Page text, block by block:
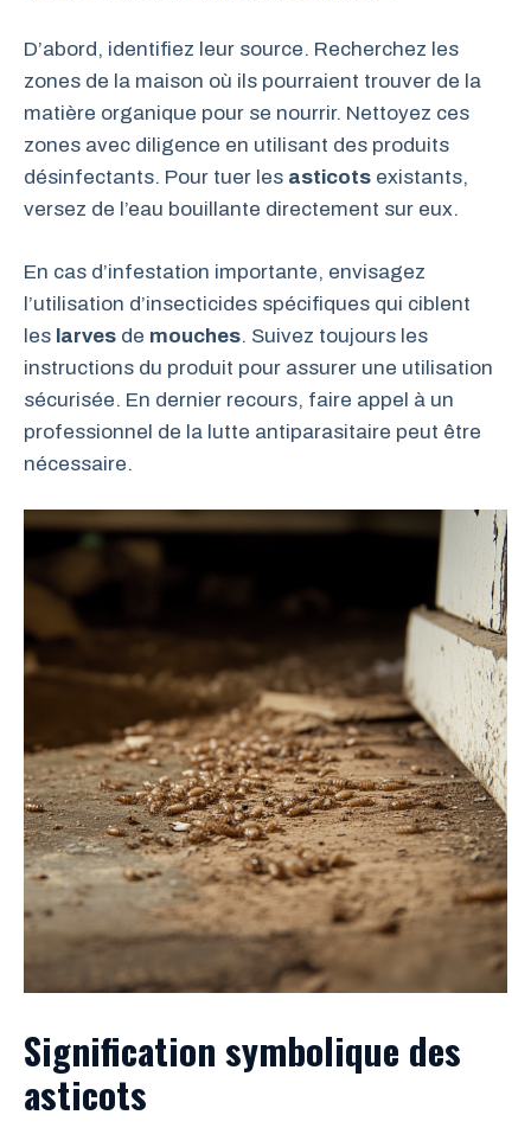
D’abord, identifiez leur source. Recherchez les
zones de la maison où ils pourraient trouver de la
matière organique pour se nourrir. Nettoyez ces
zones avec diligence en utilisant des produits
désinfectants. Pour tuer les asticots existants,
versez de l’eau bouillante directement sur eux.
En cas d’infestation importante, envisagez
l’utilisation d’insecticides spécifiques qui ciblent
les larves de mouches. Suivez toujours les
instructions du produit pour assurer une utilisation
sécurisée. En dernier recours, faire appel à un
professionnel de la lutte antiparasitaire peut être
nécessaire.
Signification symbolique des
asticots